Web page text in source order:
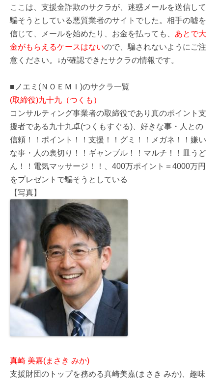
ここは、支援金詐欺のサクラが、迷惑メールを送信して
騙そうとしている悪質業者のサイトでした。相手の嘘を
信じて、メールを始めたり、お金を払っても、 あとで大
金がもらえるケースはないので、騙されないようにご注
意ください。↓が確認できたサクラの情報です。
■ノエミ(ＮＯＥＭＩ)のサクラ一覧
(取締役)九十九（つくも）
コンサルティング事業者の取締役であり真のポイント支
援者である九十九卓(つくもすぐる)、好きな事・人との
信頼！！ポイント！！支援！！グミ！！メガネ！！嫌い
な事・人の裏切り！！ギャンブル！！マルチ！！皿うど
ん！！電気マッサージ！！、400万ポイント＝4000万円
をプレゼントで騙そうとしている
【写真】
真崎 美嘉(まさき みか)
支援財団のトップを務める真崎美嘉(まさき みか)、趣味